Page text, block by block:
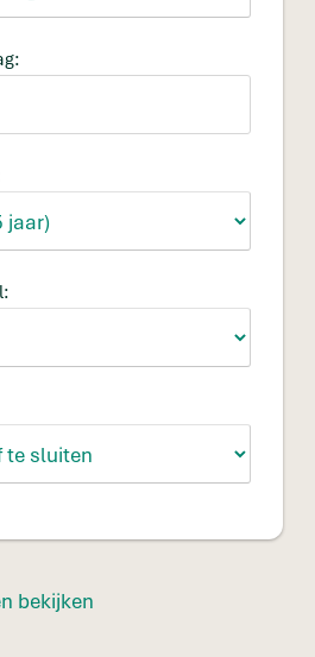
bekijken